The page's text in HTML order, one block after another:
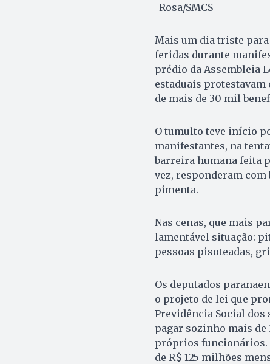
Rosa/SMCS
Mais um dia triste para
feridas durante
prédio da Assembleia
estaduais protestavam
de mais de 30 mil
O tumulto teve início
manifestantes, na
barreira humana feita
vez, responderam
pimenta.
Nas cenas, que mais
lamentável situação:
pessoas pisoteadas,
Os deputados
o projeto de lei que
Previdência Social dos
pagar sozinho mais
próprios funcionários.
de R$ 125 milhões